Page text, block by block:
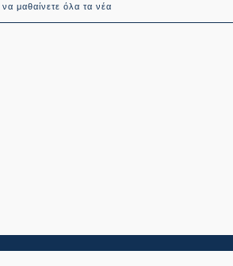
μαθαίνετε όλα τα νέα